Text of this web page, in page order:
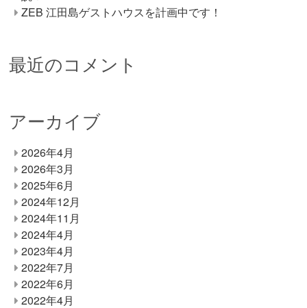
ZEB 江田島ゲストハウスを計画中です！
最近のコメント
アーカイブ
2026年4月
2026年3月
2025年6月
2024年12月
2024年11月
2024年4月
2023年4月
2022年7月
2022年6月
2022年4月